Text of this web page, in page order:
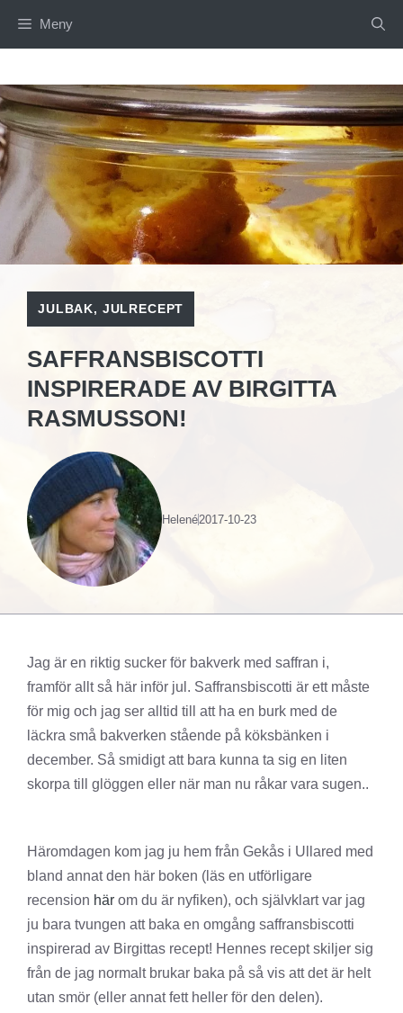
Meny
JULBAK, JULRECEPT
SAFFRANSBISCOTTI
INSPIRERADE AV BIRGITTA
RASMUSSON!
Helené2017-10-23
Jag är en riktig sucker för bakverk med saffran i,
framför allt så här inför jul. Saffransbiscotti är ett måste
för mig och jag ser alltid till att ha en burk med de
läckra små bakverken stående på köksbänken i
december. Så smidigt att bara kunna ta sig en liten
skorpa till glöggen eller när man nu råkar vara sugen..
Häromdagen kom jag ju hem från Gekås i Ullared med
bland annat den här boken (läs en utförligare
recension här om du är nyfiken), och självklart var jag
ju bara tvungen att baka en omgång saffransbiscotti
inspirerad av Birgittas recept! Hennes recept skiljer sig
från de jag normalt brukar baka på så vis att det är helt
utan smör (eller annat fett heller för den delen).